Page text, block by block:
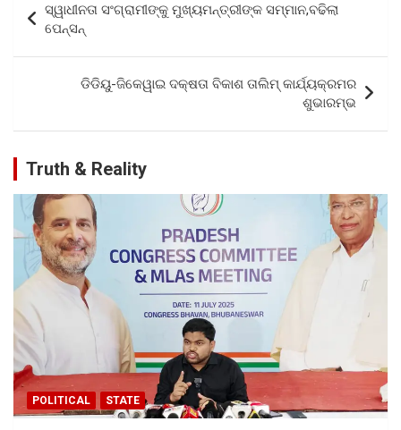
o
o
A
p
p
navigation
ସ୍ୱାଧୀନତା ସଂଗ୍ରାମୀଙ୍କୁ ମୁଖ୍ୟମନ୍ତ୍ରୀଙ୍କ ସମ୍ମାନ,ବଢିଲା
ପେନ୍‌ସନ୍
ଡିଡିୟୁ-ଜିକେୱାଇ ଦକ୍ଷତା ବିକାଶ ତାଲିମ୍‌ କାର୍ଯ୍ୟକ୍ରମର
ଶୁଭାରମ୍ଭ
Truth & Reality
POLITICAL STATE